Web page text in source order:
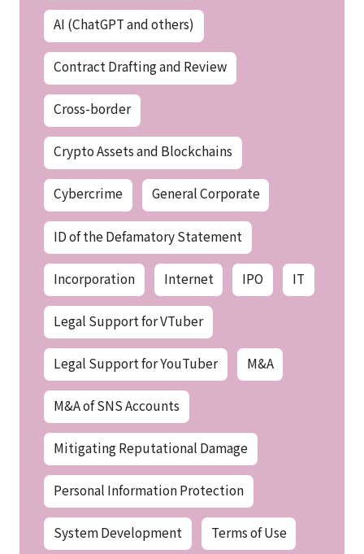
AI (ChatGPT and others)
Contract Drafting and Review
Cross-border
Crypto Assets and Blockchains
Cybercrime General Corporate
ID of the Defamatory Statement
Incorporation Internet IPO IT
Legal Support for VTuber
Legal Support for YouTuber M&A
M&A of SNS Accounts
Mitigating Reputational Damage
Personal Information Protection
System Development Terms of Use